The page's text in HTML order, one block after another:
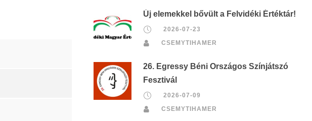
Új elemekkel bővült a Felvidéki Értéktár!
2026-07-23
CSEMYTIHAMER
26. Egressy Béni Országos Színjátszó
Fesztivál
2026-07-09
CSEMYTIHAMER